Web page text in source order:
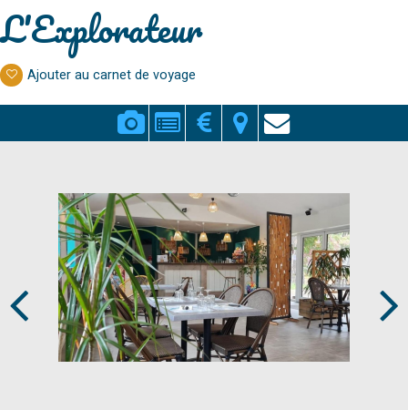
L'Explorateur
Ajouter au carnet de voyage